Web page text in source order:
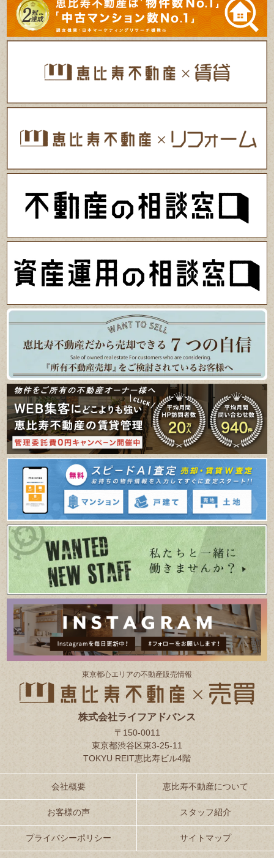
東京都⼼エリアの不動産販売情報
株式会社ライフアドバンス
〒150-0011
東京都渋谷区東3-25-11
TOKYU REIT恵比寿ビル4階
会社概要 恵比寿不動産について
お客様の声 スタッフ紹介
プライバシーポリシー サイトマップ